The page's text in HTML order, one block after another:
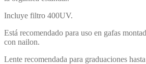
Incluye filtro 400UV.
Está recomendado para uso en gafas
con nailon.
Lente recomendada para graduaciones